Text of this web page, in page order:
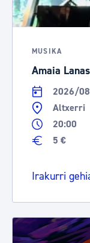
MUSIKA
Amaia
2026/
Altxerri
20:00
5 €
Irakurri